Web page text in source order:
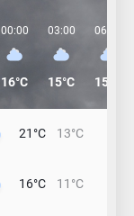
00:00
16°C
03:00
15°C
06:00
15°C
21°C 13°C
16°C 11°C